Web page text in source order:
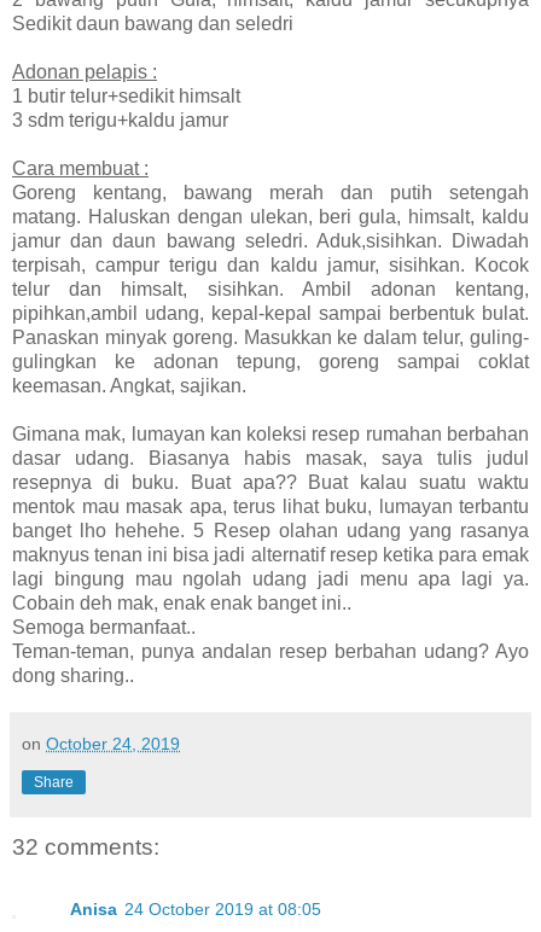
Sedikit daun bawang dan seledri
Adonan pelapis :
1 butir telur+sedikit himsalt
3 sdm terigu+kaldu jamur
Cara membuat :
Goreng kentang, bawang merah dan putih setengah
matang. Haluskan dengan ulekan, beri gula, himsalt, kaldu
jamur dan daun bawang seledri. Aduk,sisihkan. Diwadah
terpisah, campur terigu dan kaldu jamur, sisihkan. Kocok
telur dan himsalt, sisihkan. Ambil adonan kentang,
pipihkan,ambil udang, kepal-kepal sampai berbentuk bulat.
Panaskan minyak goreng. Masukkan ke dalam telur, guling-
gulingkan ke adonan tepung, goreng sampai coklat
keemasan. Angkat, sajikan.
Gimana mak, lumayan kan koleksi resep rumahan berbahan
dasar udang. Biasanya habis masak, saya tulis judul
resepnya di buku. Buat apa?? Buat kalau suatu waktu
mentok mau masak apa, terus lihat buku, lumayan terbantu
banget lho hehehe. 5 Resep olahan udang yang rasanya
maknyus tenan ini bisa jadi alternatif resep ketika para emak
lagi bingung mau ngolah udang jadi menu apa lagi ya.
Cobain deh mak, enak enak banget ini..
Semoga bermanfaat..
Teman-teman, punya andalan resep berbahan udang? Ayo
dong sharing..
on October 24, 2019
Share
32 comments:
Anisa 24 October 2019 at 08:05